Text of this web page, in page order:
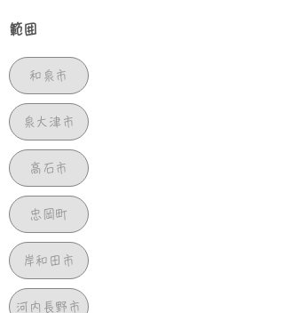
範囲
和泉市
泉大津市
高石市
忠岡町
岸和田市
河内長野市